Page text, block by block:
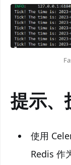
提示、
使用
Redis 作